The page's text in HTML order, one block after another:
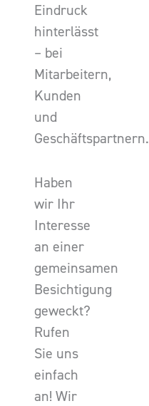
Eindruck
hinterlässt
– bei
Mitarbeitern,
Kunden
und
Geschäftspartnern.
Haben
wir Ihr
Interesse
an einer
gemeinsamen
Besichtigung
geweckt?
Rufen
Sie uns
einfach
an! Wir